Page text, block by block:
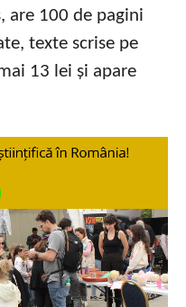
are 100 de pagini
texte scrise pe
13 lei și apare